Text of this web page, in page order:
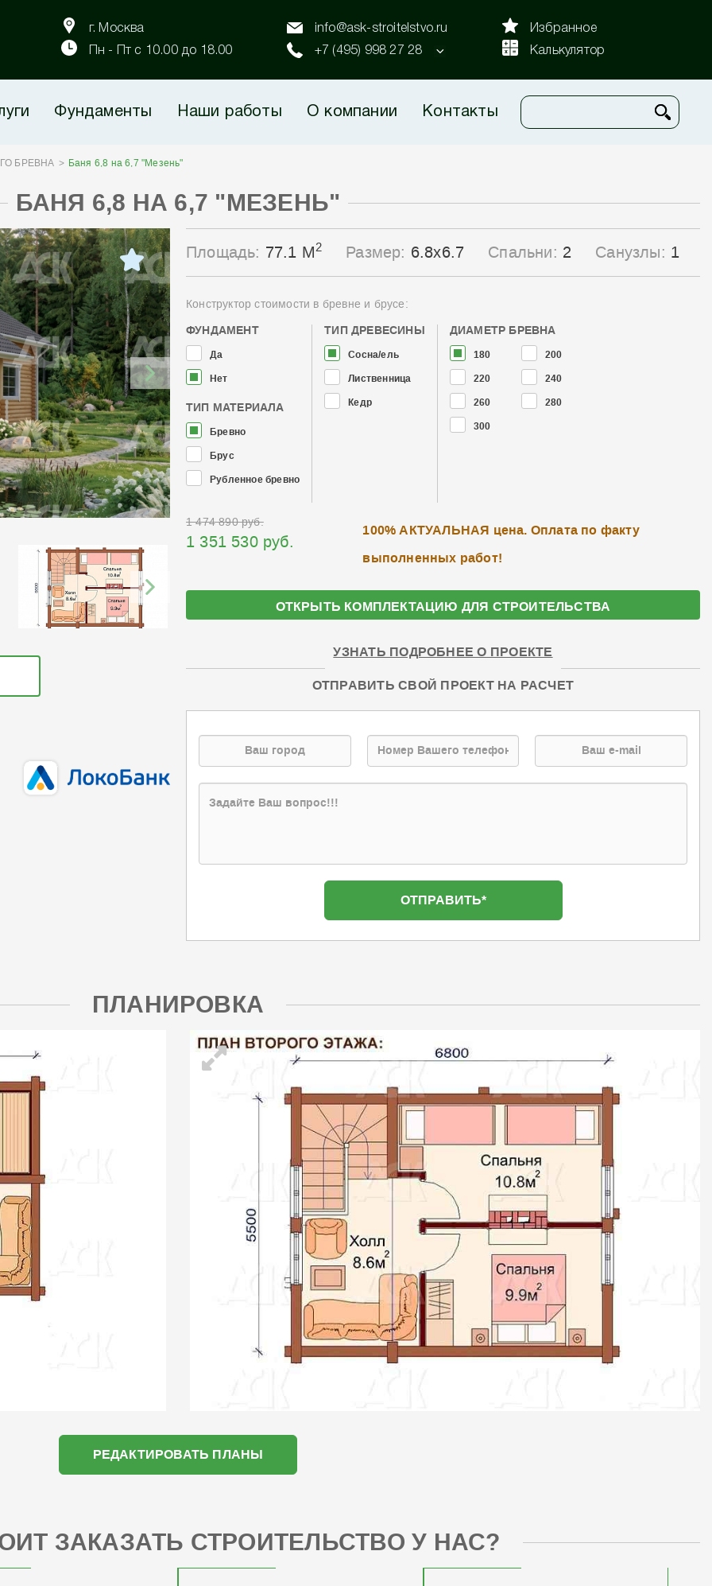
г. Москва
Пн - Пт с 10.00 до 18.00
info@ask-stroitelstvo.ru
+7 (495) 998 27 28
Избранное
Калькулятор
Фундаменты Наши работы О компании Контакты
БРЕВНА Баня 6,8 на 6,7 "Мезень"
БАНЯ 6,8 НА 6,7 "МЕЗЕНЬ"
Площадь: 77.1 М2 Размер: 6.8x6.7 Спальни: 2 Санузлы: 1
Конструктор стоимости в бревне и брусе:
ФУНДАМЕНТ
Да
Нет
ТИП МАТЕРИАЛА
Бревно
Брус
Рубленное бревно
ТИП ДРЕВЕСИНЫ
Сосна/ель
Лиственница
Кедр
ДИАМЕТР БРЕВНА
180
200
220
240
260
280
300
1 474 890 руб.
1 351 530 руб.
100% АКТУАЛЬНАЯ цена. Оплата по факту
выполненных работ!
ОТКРЫТЬ КОМПЛЕКТАЦИЮ ДЛЯ СТРОИТЕЛЬСТВА
УЗНАТЬ ПОДРОБНЕЕ О ПРОЕКТЕ
ОТПРАВИТЬ СВОЙ ПРОЕКТ НА РАСЧЕТ
ПЛАНИРОВКА
РЕДАКТИРОВАТЬ ПЛАНЫ
ЗАКАЗАТЬ СТРОИТЕЛЬСТВО У НАС?